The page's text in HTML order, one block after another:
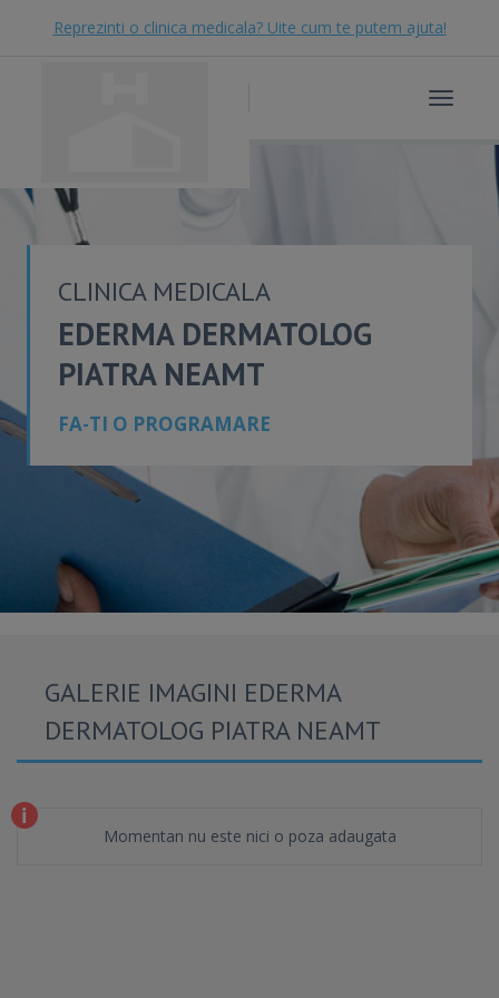
Reprezinti o clinica medicala? Uite cum te putem ajuta!
Toggle
CLINICA MEDICALA
EDERMA DERMATOLOG
PIATRA NEAMT
FA-TI O PROGRAMARE
GALERIE IMAGINI EDERMA
DERMATOLOG PIATRA NEAMT
Momentan nu este nici o poza adaugata